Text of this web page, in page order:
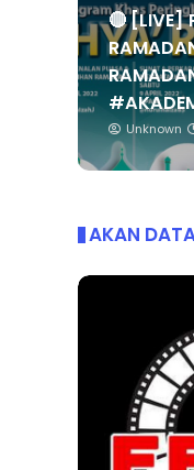
🔴 [LIVE]
Unknown
AKAN